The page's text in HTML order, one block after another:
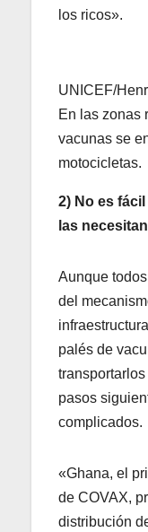
los ricos».
UNICEF/
En las zonas
vacunas se
motocicletas.
2) No es
las necesitan
Aunque
del
palés de
pasos
complicados.
«Ghana, el
de COVAX,
distribución